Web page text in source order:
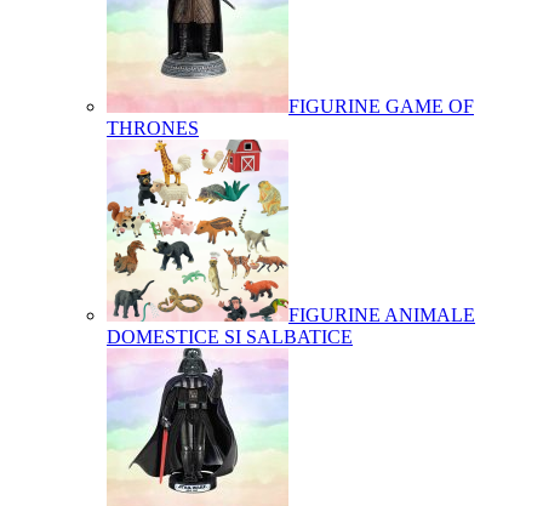
FIGURINE GAME OF
THRONES
FIGURINE ANIMALE
DOMESTICE SI SALBATICE